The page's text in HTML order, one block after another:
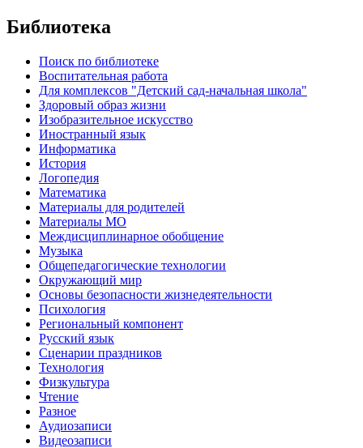
Библиотека
Поиск по библиотеке
Воспитательная работа
Для комплексов "Детский сад-начальная школа"
Здоровый образ жизни
Изобразительное искусство
Иностранный язык
Информатика
История
Логопедия
Математика
Материалы для родителей
Материалы МО
Междисциплинарное обобщение
Музыка
Общепедагогические технологии
Окружающий мир
Основы безопасности жизнедеятельности
Психология
Региональный компонент
Русский язык
Сценарии праздников
Технология
Физкультура
Чтение
Разное
Аудиозаписи
Видеозаписи